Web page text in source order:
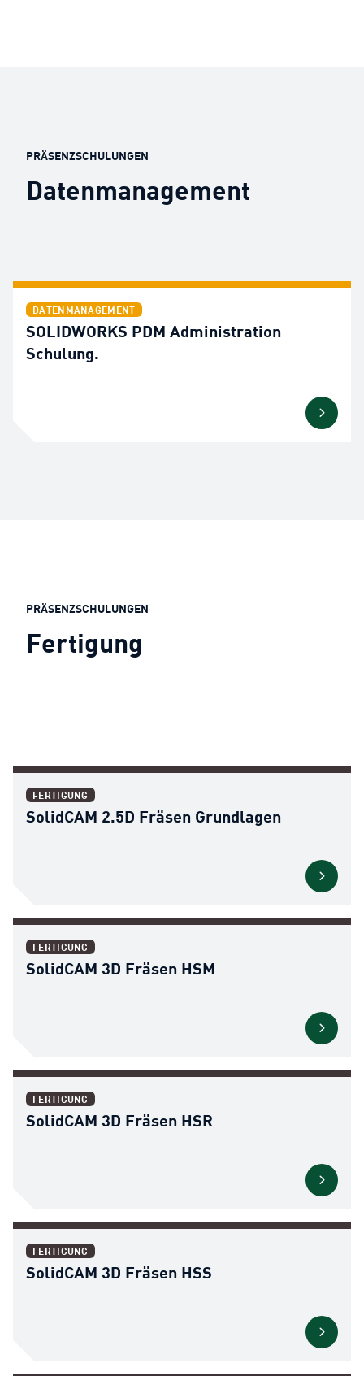
PRÄSENZSCHULUNGEN
Datenmanagement
DATENMANAGEMENT
SOLIDWORKS PDM Administration
Schulung.
PRÄSENZSCHULUNGEN
Fertigung
FERTIGUNG
SolidCAM 2.5D Fräsen Grundlagen
FERTIGUNG
SolidCAM 3D Fräsen HSM
FERTIGUNG
SolidCAM 3D Fräsen HSR
FERTIGUNG
SolidCAM 3D Fräsen HSS